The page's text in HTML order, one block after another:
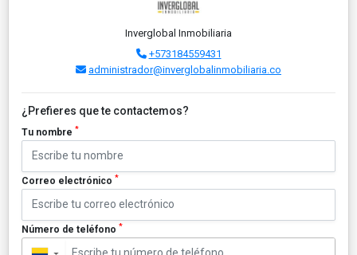
Inverglobal Inmobiliaria
+573184559431
administrador@inverglobalinmobiliaria.co
¿Prefieres que te contactemos?
Tu nombre *
Correo electrónico *
Número de teléfono *
▼